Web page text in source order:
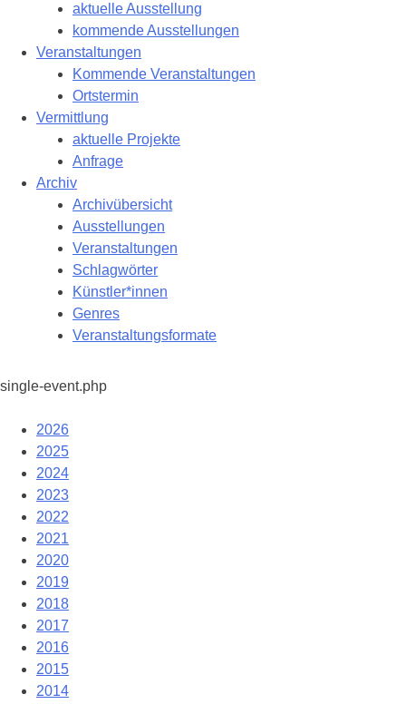
aktuelle Ausstellung
kommende Ausstellungen
Veranstaltungen
Kommende Veranstaltungen
Ortstermin
Vermittlung
aktuelle Projekte
Anfrage
Archiv
Archivübersicht
Ausstellungen
Veranstaltungen
Schlagwörter
Künstler*innen
Genres
Veranstaltungsformate
single-event.php
2026
2025
2024
2023
2022
2021
2020
2019
2018
2017
2016
2015
2014